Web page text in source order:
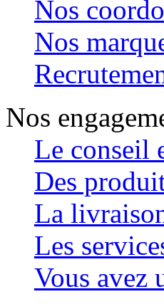
Nos
Nos
Nos
Le conseil
Des
La
Les
Vous avez